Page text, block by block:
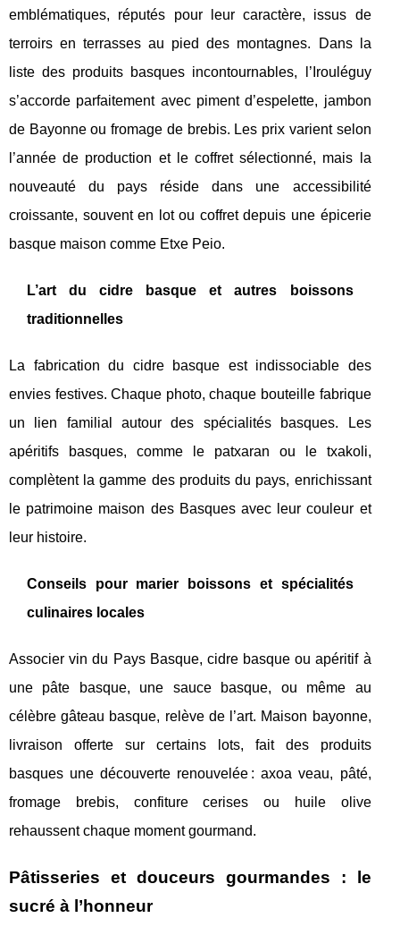
emblématiques, réputés pour leur caractère, issus de
terroirs en terrasses au pied des montagnes. Dans la
liste des produits basques incontournables, l’Irouléguy
s’accorde parfaitement avec piment d’espelette, jambon
de Bayonne ou fromage de brebis. Les prix varient selon
l’année de production et le coffret sélectionné, mais la
nouveauté du pays réside dans une accessibilité
croissante, souvent en lot ou coffret depuis une épicerie
basque maison comme Etxe Peio.
L’art du cidre basque et autres boissons
traditionnelles
La fabrication du cidre basque est indissociable des
envies festives. Chaque photo, chaque bouteille fabrique
un lien familial autour des spécialités basques. Les
apéritifs basques, comme le patxaran ou le txakoli,
complètent la gamme des produits du pays, enrichissant
le patrimoine maison des Basques avec leur couleur et
leur histoire.
Conseils pour marier boissons et spécialités
culinaires locales
Associer vin du Pays Basque, cidre basque ou apéritif à
une pâte basque, une sauce basque, ou même au
célèbre gâteau basque, relève de l’art. Maison bayonne,
livraison offerte sur certains lots, fait des produits
basques une découverte renouvelée : axoa veau, pâté,
fromage brebis, confiture cerises ou huile olive
rehaussent chaque moment gourmand.
Pâtisseries et douceurs gourmandes : le
sucré à l’honneur